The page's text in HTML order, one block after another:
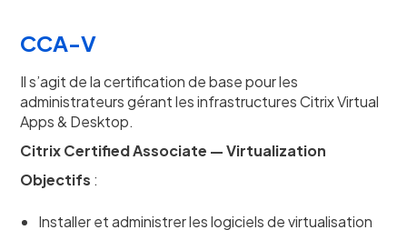
CCA-V
Il s’agit de la certification de base pour les
administrateurs gérant les infrastructures Citrix Virtual
Apps & Desktop.
Citrix Certified Associate — Virtualization
Objectifs :
Installer et administrer les logiciels de virtualisation